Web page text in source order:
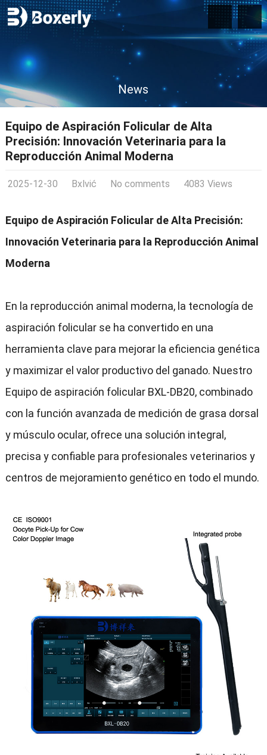
News
Equipo de Aspiración Folicular de Alta
Precisión: Innovación Veterinaria para la
Reproducción Animal Moderna
2025-12-30 Bxlvić No comments 4083 Views
Equipo de Aspiración Folicular de Alta Precisión:
Innovación Veterinaria para la Reproducción Animal
Moderna
En la reproducción animal moderna, la tecnología de
aspiración folicular se ha convertido en una
herramienta clave para mejorar la eficiencia genética
y maximizar el valor productivo del ganado. Nuestro
Equipo de aspiración folicular BXL-DB20, combinado
con la función avanzada de medición de grasa dorsal
y músculo ocular, ofrece una solución integral,
precisa y confiable para profesionales veterinarios y
centros de mejoramiento genético en todo el mundo.